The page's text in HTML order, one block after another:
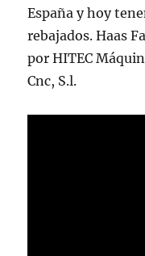
España y hoy
rebajados. Haas
por HITEC
Cnc, S.l.